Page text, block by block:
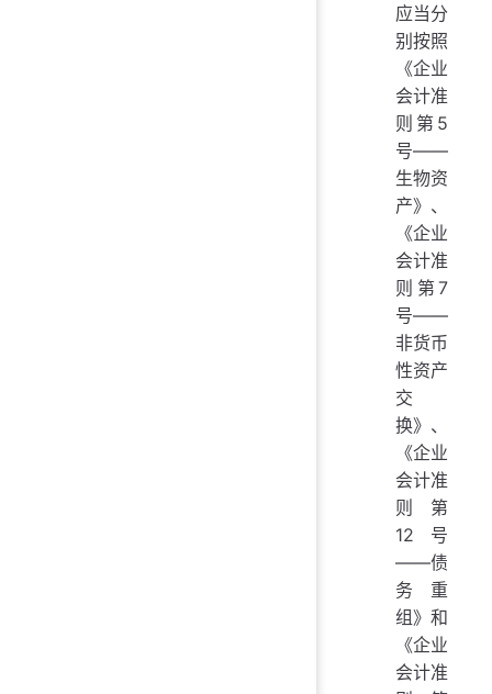
应当分
别按照
《企业
会计准
则第5
号——
生物资
产》、
《企业
会计准
则第7
号——
非货币
性资产
交
换》、
《企业
会计准
则第
12号
——债
务重
组》和
《企业
会计准